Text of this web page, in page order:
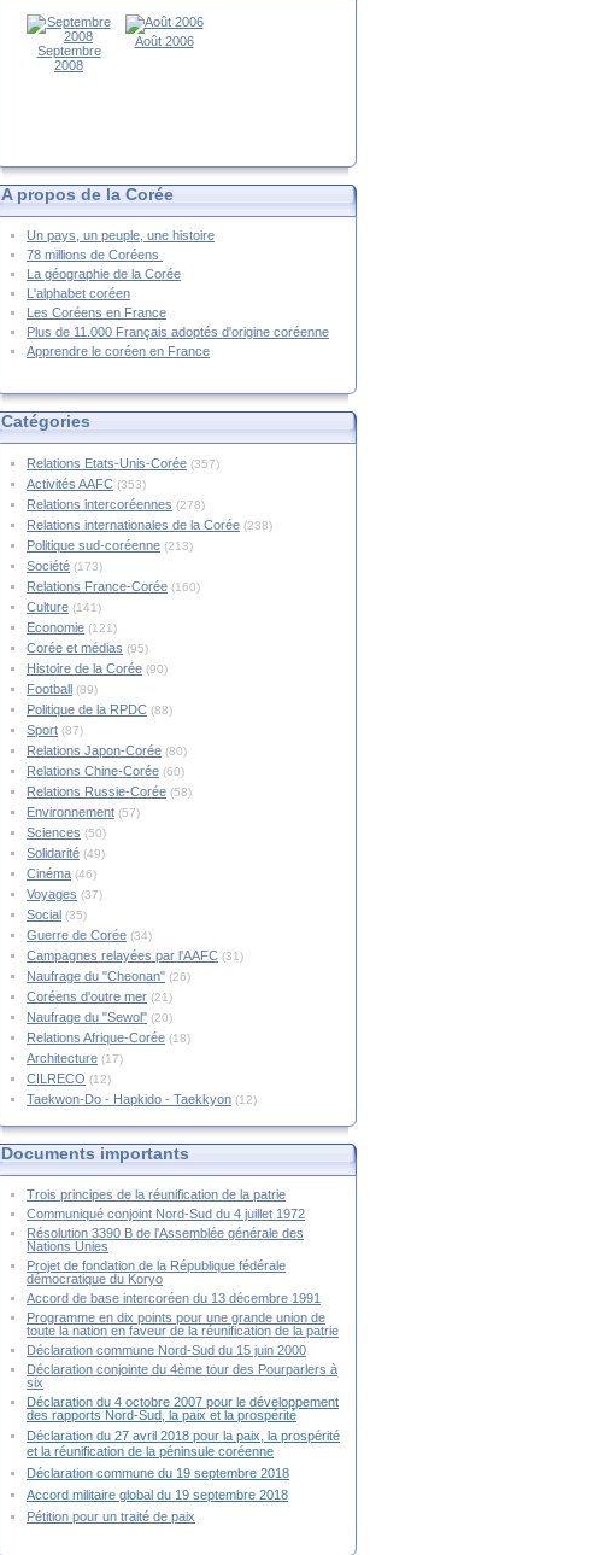
Septembre
2008
Août 2006
A propos de la Corée
Un pays, un peuple, une histoire
78 millions de Coréens
La géographie de la Corée
L'alphabet coréen
Les Coréens en France
Plus de 11.000 Français adoptés d'origine coréenne
Apprendre le coréen en France
Catégories
Relations Etats-Unis-Corée (357)
Activités AAFC (353)
Relations intercoréennes (278)
Relations internationales de la Corée (238)
Politique sud-coréenne (213)
Société (173)
Relations France-Corée (160)
Culture (141)
Economie (121)
Corée et médias (95)
Histoire de la Corée (90)
Football (89)
Politique de la RPDC (88)
Sport (87)
Relations Japon-Corée (80)
Relations Chine-Corée (60)
Relations Russie-Corée (58)
Environnement (57)
Sciences (50)
Solidarité (49)
Cinéma (46)
Voyages (37)
Social (35)
Guerre de Corée (34)
Campagnes relayées par l'AAFC (31)
Naufrage du "Cheonan" (26)
Coréens d'outre mer (21)
Naufrage du "Sewol" (20)
Relations Afrique-Corée (18)
Architecture (17)
CILRECO (12)
Taekwon-Do - Hapkido - Taekkyon (12)
Documents importants
Trois principes de la réunification de la patrie
Communiqué conjoint Nord-Sud du 4 juillet 1972
Résolution 3390 B de l'Assemblée générale des
Nations Unies
Projet de fondation de la République fédérale
démocratique du Koryo
Accord de base intercoréen du 13 décembre 1991
Programme en dix points pour une grande union de
toute la nation en faveur de la réunification de la patrie
Déclaration commune Nord-Sud du 15 juin 2000
Déclaration conjointe du 4ème tour des Pourparlers à
six
Déclaration du 4 octobre 2007 pour le développement
des rapports Nord-Sud, la paix et la prospérité
Déclaration du 27 avril 2018 pour la paix, la prospérité
et la réunification de la péninsule coréenne
Déclaration commune du 19 septembre 2018
Accord militaire global du 19 septembre 2018
Pétition pour un traité de paix